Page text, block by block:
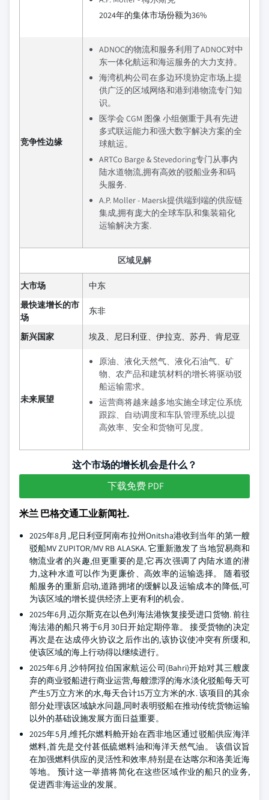
2024年的集体市场份额为36%
竞争性边缘
ADNOC的物流和服务利用了ADNOC对中
东一体化航运和海运服务的大力支持。
海湾机构公司在多边环境协定市场上提
供广泛的区域网络和港到港物流专门知
识。
医学会 CGM 图像 小组侧重于具有先进
多式联运能力和强大数字解决方案的全
球航运。
ARTCo Barge & Stevedoring专门从事内
陆水道物流,拥有高效的驳船业务和码
头服务.
A.P. Moller - Maersk提供端到端的供应链
集成,拥有庞大的全球车队和集装箱化
运输解决方案.
区域见解
大市场
中东
最快速增长的市
场
东非
新兴国家 埃及、尼日利亚、伊拉克、苏丹、肯尼亚
未来展望
原油、液化天然气、液化石油气、矿
物、农产品和建筑材料的增长将驱动驳
船运输需求。
运营商将越来越多地实施全球定位系统
跟踪、自动调度和车队管理系统,以提
高效率、安全和货物可见度。
这个市场的增长机会是什么？
下载免费 PDF
米兰 巴格交通工业新闻社.
2025年8月,尼日利亚阿南布拉州Onitsha港收到当年的第一艘
驳船MV ZUPITOR/MV RB ALASKA. 它重新激发了当地贸易商和
物流业者的兴趣,但更重要的是,它再次强调了内陆水道的潜
力,这种水道可以作为更廉价、高效率的运输选择。 随着驳
船服务的重新启动,道路拥堵的缓解以及运输成本的降低,可
为该区域的增长提供经济上更有利的机会。
2025年6月,迈尔斯克在以色列海法港恢复接受进口货物. 前往
海法港的船只将于6月30日开始定期停靠。 接受货物的决定
再次是在达成停火协议之后作出的,该协议使冲突有所缓和,
使该区域的海上行动得以继续进行。
2025年6月,沙特阿拉伯国家航运公司(Bahri)开始对其三艘废
弃的商业驳船进行商业运营,每艘漂浮的海水淡化驳船每天可
产生5万立方米的水,每天合计15万立方米的水. 该项目的其余
部分处理该区域缺水问题,同时表明驳船在推动传统货物运输
以外的基础设施发展方面日益重要。
2025年5月,维托尔燃料舱开始在西非地区通过驳船供应海洋
燃料,首先是交付甚低硫燃料油和海洋天然气油。 该倡议旨
在加强燃料供应的灵活性和效率,特别是在达喀尔和洛美近海
等地。 预计这一举措将简化在这些区域作业的船只的业务,
促进西非海运业的发展。